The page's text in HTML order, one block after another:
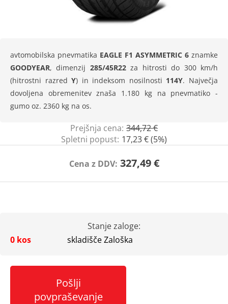
avtomobilska pnevmatika EAGLE F1 ASYMMETRIC 6 znamke
GOODYEAR, dimenzij 285/45R22za hitrosti do 300 km/h
(hitrostni razredY) in indeksom nosilnosti 114Y. Največja
dovoljena obremenitev znaša 1.180 kg na pnevmatiko -
gumo oz. 2360 kg na os.
Prejšnja cena: 344,72 €
Spletni popust: 17,23 € (5%)
Cena z DDV: 327,49 €
Stanje zaloge:
0 kos
skladišče Zaloška
Pošlji
povpraševanje